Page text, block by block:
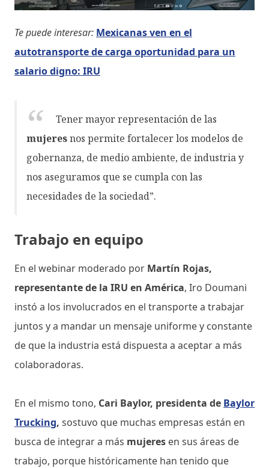
Te puede interesar: Mexicanas ven en el
autotransporte de carga oportunidad para un
salario digno: IRU
Tener mayor representación de las
mujeresnos permite fortalecer los modelos de
gobernanza, de medio ambiente, de industria y
nos aseguramos que se cumpla con las
necesidades de la sociedad”.
Trabajo en equipo
En el webinar moderado por Martín Rojas,
representante de la IRU en América, Iro Doumani
instó a los involucrados en el transporte a trabajar
juntos y a mandar un mensaje uniforme y constante
de que la industria está dispuesta a aceptar a más
colaboradoras.
En el mismo tono, Cari Baylor, presidenta de Baylor
Trucking, sostuvo que muchas empresas están en
busca de integrar a más mujeres en sus áreas de
trabajo, porque históricamente han tenido que